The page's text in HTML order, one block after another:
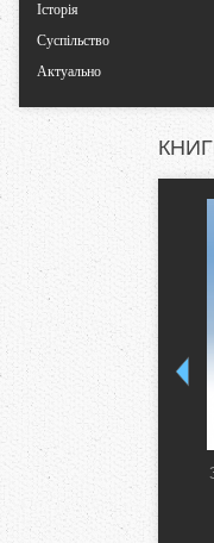
Історія
Суспільство
Актуально